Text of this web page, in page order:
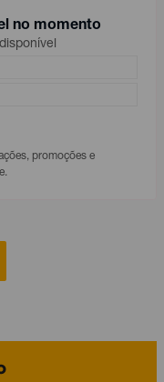
no momento
promoções e